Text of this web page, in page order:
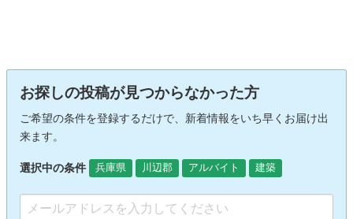
お探しの投稿が見つからなかった方
ご希望の条件を登録するだけで、新着情報をいち早くお届け出
来ます。
選択中の条件 兵庫県 川辺郡 アルバイト 建築